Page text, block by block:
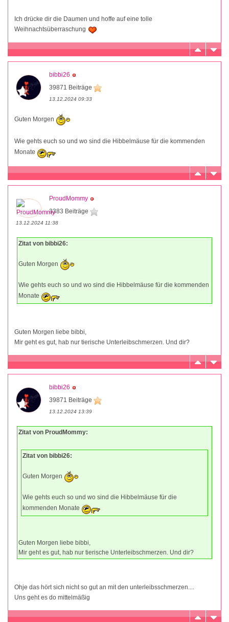
Ich drücke dir die Daumen und hoffe auf eine tolle
Weihnachtsüberraschung
bibbi26
39871 Beiträge
13.12.2024 09:33
Guten Morgen
Wie gehts euch so und wo sind die Hibbelmäuse für die kommenden
Monate
ProudMommy
3383 Beiträge
13.12.2024 11:38
Zitat von bibbi26:
Guten Morgen
Wie gehts euch so und wo sind die Hibbelmäuse für die kommenden
Monate
Guten Morgen liebe bibbi,
Mir geht es gut, hab nur tierische Unterleibschmerzen. Und dir?
bibbi26
39871 Beiträge
13.12.2024 13:39
Zitat von ProudMommy:
Zitat von bibbi26:
Guten Morgen
Wie gehts euch so und wo sind die Hibbelmäuse für die
kommenden Monate
Guten Morgen liebe bibbi,
Mir geht es gut, hab nur tierische Unterleibschmerzen. Und dir?
Ohje das hört sich nicht so gut an mit den unterleibsschmerzen....
Uns geht es do mittelmäßig